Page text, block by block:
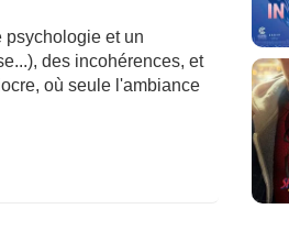
psychologie et un
des incohérences, et
où seule l'ambiance